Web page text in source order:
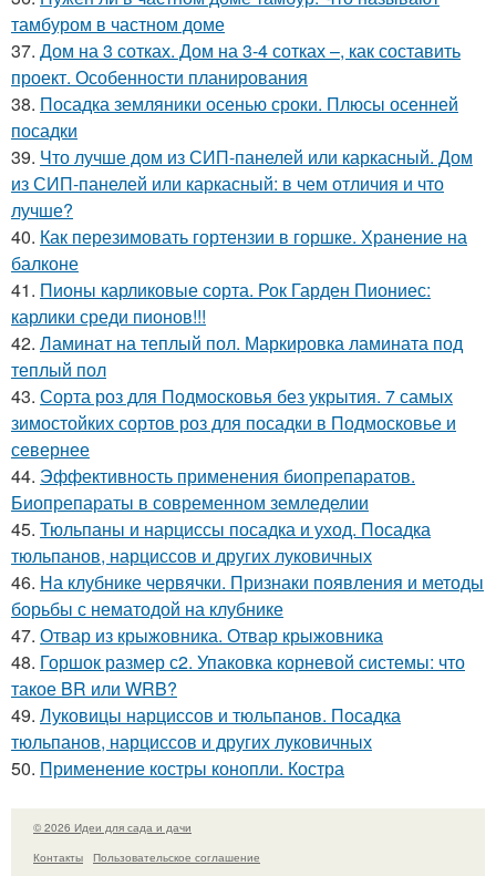
тамбуром в частном доме
37. Дом на 3 сотках. Дом на 3-4 сотках –, как составить
проект. Особенности планирования
38. Посадка земляники осенью сроки. Плюсы осенней
посадки
39. Что лучше дом из СИП-панелей или каркасный. Дом
из СИП-панелей или каркасный: в чем отличия и что
лучше?
40. Как перезимовать гортензии в горшке. Хранение на
балконе
41. Пионы карликовые сорта. Рок Гарден Пиониес:
карлики среди пионов!!!
42. Ламинат на теплый пол. Маркировка ламината под
теплый пол
43. Сорта роз для Подмосковья без укрытия. 7 самых
зимостойких сортов роз для посадки в Подмосковье и
севернее
44. Эффективность применения биопрепаратов.
Биопрепараты в современном земледелии
45. Тюльпаны и нарциссы посадка и уход. Посадка
тюльпанов, нарциссов и других луковичных
46. На клубнике червячки. Признаки появления и методы
борьбы с нематодой на клубнике
47. Отвар из крыжовника. Отвар крыжовника
48. Горшок размер с2. Упаковка корневой системы: что
такое BR или WRB?
49. Луковицы нарциссов и тюльпанов. Посадка
тюльпанов, нарциссов и других луковичных
50. Применение костры конопли. Костра
© 2026 Идеи для сада и дачи
Контакты
Пользовательское соглашение